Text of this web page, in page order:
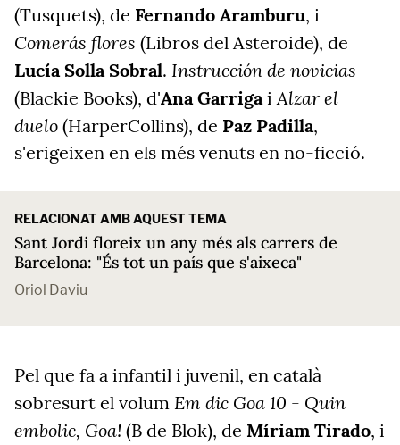
(Tusquets), de Fernando Aramburu, i
Comerás flores (Libros del Asteroide), de
Lucía Solla Sobral. Instrucción de novicias
(Blackie Books), d'Ana GarrigaiAlzar el
duelo (HarperCollins), de Paz Padilla,
s'erigeixen en els més venuts en no-ficció.
RELACIONAT AMB AQUEST TEMA
Sant Jordi floreix un any més als carrers de
Barcelona: "És tot un país que s'aixeca"
Oriol Daviu
Pel que fa a infantil i juvenil, en català
sobresurt el volum Em dic Goa 10 - Quin
embolic, Goa! (B de Blok), de Míriam Tirado, i